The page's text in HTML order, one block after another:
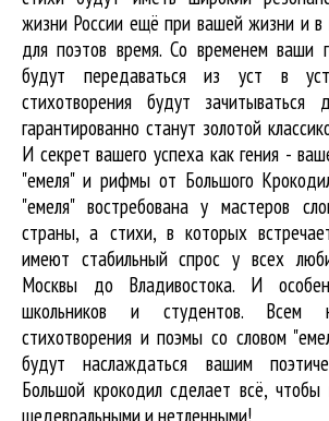
жизни России ещё при вашей жизни и в
для поэтов время. Со временем ваши
будут передаваться из уст в
стихотворения будут
гарантированно станут золотой
И секрет вашего успеха как гения -
"емеля" и рифмы от Большого
"емеля" востребована у мастеров
страны, а стихи, в которых
имеют стабильный спрос у всех
Москвы до Владивостока. И
школьников и студентов. Всем
стихотворения и поэмы со словом
будут наслаждаться вашим
Большой крокодил cделает всё,
шедевральными и нетленными!